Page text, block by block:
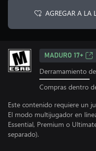
AGREGAR A LA
MADURO 17+
Derramamiento
Compras dentro
Este contenido requiere un
El modo multijugador en
Essential, Premium o
separado).